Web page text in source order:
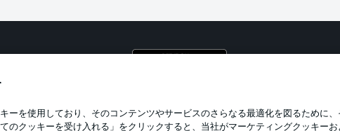
当サイトにつ
を使用しており、そのコンテンツやサービスのさらなる最適化を図るために、
クッキーを受け入れる」をクリックすると、当社がマーケティングクッキーお